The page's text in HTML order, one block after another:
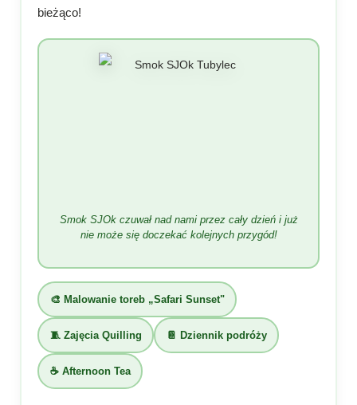
bieżąco!
Smok SJOk czuwał nad nami przez cały dzień i już
nie może się doczekać kolejnych przygód!
🎨 Malowanie toreb „Safari Sunset"
🧵 Zajęcia Quilling 📔 Dziennik podróży
☕ Afternoon Tea